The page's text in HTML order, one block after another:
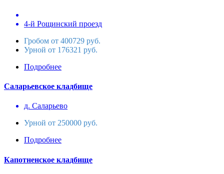
4-й Рощинский проезд
Гробом от 400729 руб.
Урной от 176321 руб.
Подробнее
Саларьевское кладбище
д. Саларьево
Урной от 250000 руб.
Подробнее
Капотненское кладбище